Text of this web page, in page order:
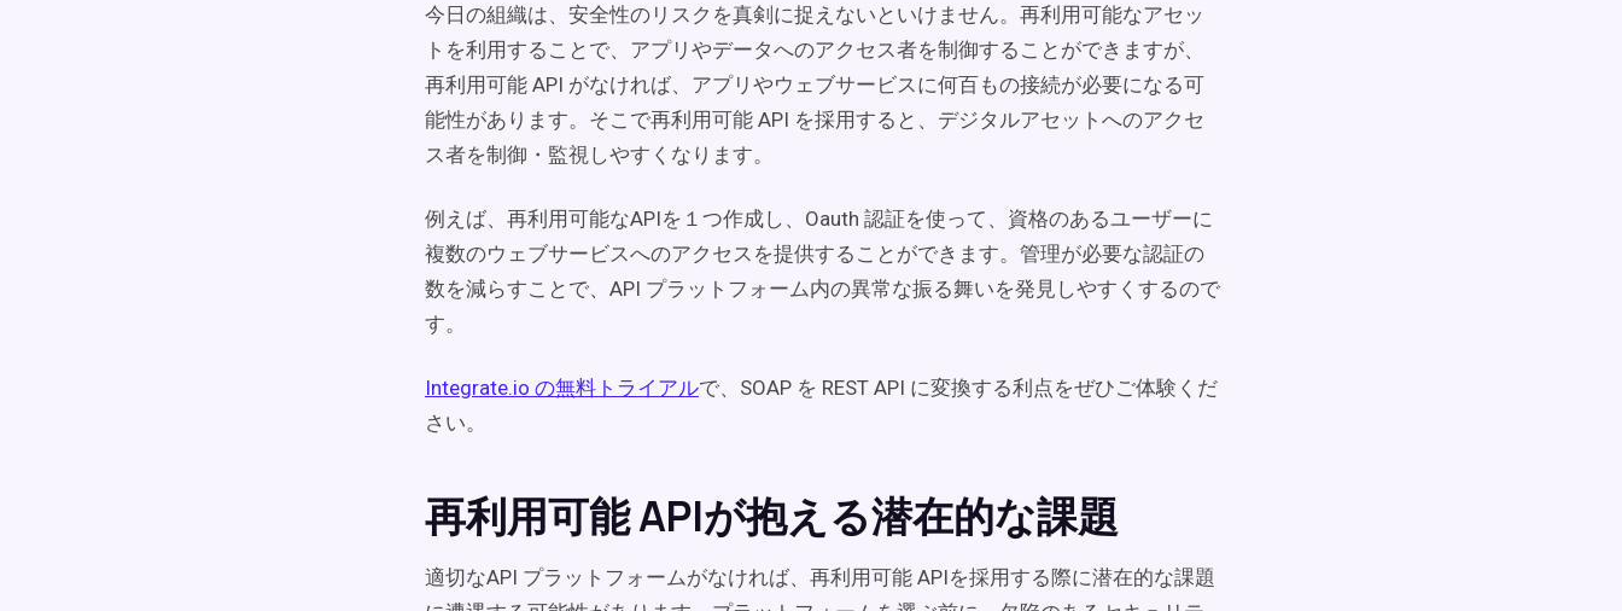
今日の組織は、安全性のリスクを真剣に捉えないといけません。再利用可能なアセッ
トを利用することで、アプリやデータへのアクセス者を制御することができますが、
再利用可能 API がなければ、アプリやウェブサービスに何百もの接続が必要になる可
能性があります。そこで再利用可能 API を採用すると、デジタルアセットへのアクセ
ス者を制御・監視しやすくなります。
例えば、再利用可能なAPIを１つ作成し、Oauth 認証を使って、資格のあるユーザーに
複数のウェブサービスへのアクセスを提供することができます。管理が必要な認証の
数を減らすことで、API プラットフォーム内の異常な振る舞いを発見しやすくするので
す。
Integrate.io の無料トライアルで、SOAP を REST API に変換する利点をぜひご体験くだ
さい。
再利用可能 APIが抱える潜在的な課題
適切なAPI プラットフォームがなければ、再利用可能 APIを採用する際に潜在的な課題